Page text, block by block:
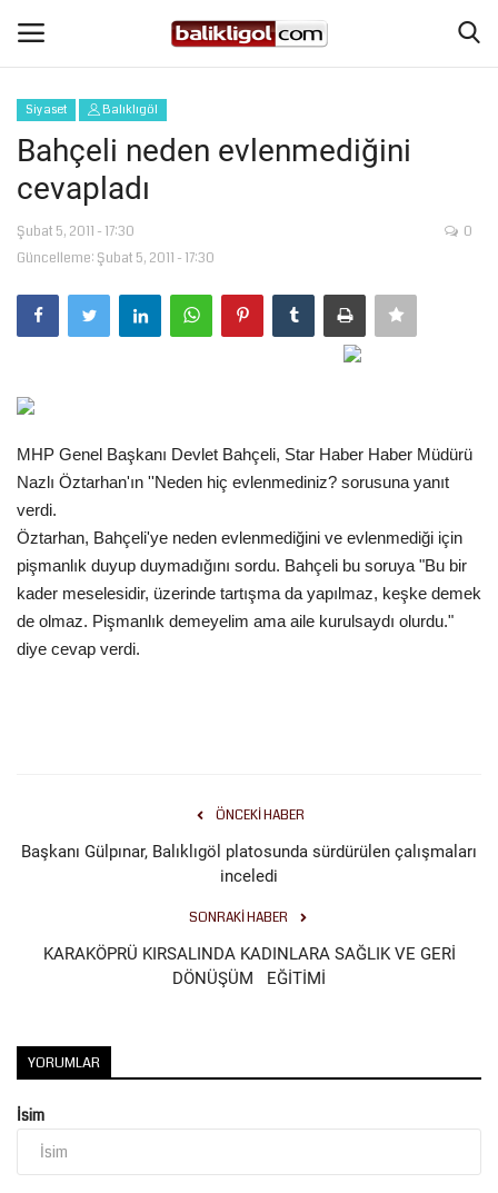
Giriş Yap
Anasayfa
Köşe Yazıları
Magazin
Spor
Gündem
Tekno Bilim
Ekonomi
Kültür Sanat
Siyaset Balıklıgöl
Bahçeli neden evlenmediğini
cevapladı
Şubat 5, 2011 - 17:30
Güncelleme: Şubat 5, 2011 - 17:30
0
MHP Genel Başkanı Devlet Bahçeli, Star Haber Haber Müdürü
Nazlı Öztarhan'ın ''Neden hiç evlenmediniz? sorusuna yanıt
verdi.
Öztarhan, Bahçeli'ye neden evlenmediğini ve evlenmediği için
pişmanlık duyup duymadığını sordu. Bahçeli bu soruya "Bu bir
kader meselesidir, üzerinde tartışma da yapılmaz, keşke demek
de olmaz. Pişmanlık demeyelim ama aile kurulsaydı olurdu."
diye cevap verdi.
ÖNCEKI HABER
Başkanı Gülpınar, Balıklıgöl platosunda sürdürülen çalışmaları
inceledi
SONRAKI HABER
KARAKÖPRÜ KIRSALINDA KADINLARA SAĞLIK VE GERİ
DÖNÜŞÜM EĞİTİMİ
YORUMLAR
İsim